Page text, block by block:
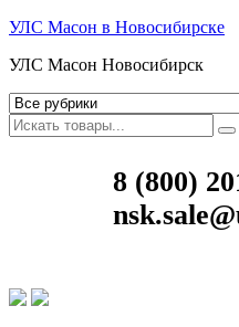
УЛС Масон в Новосибирске
УЛС Масон Новосибирск
8 (800)